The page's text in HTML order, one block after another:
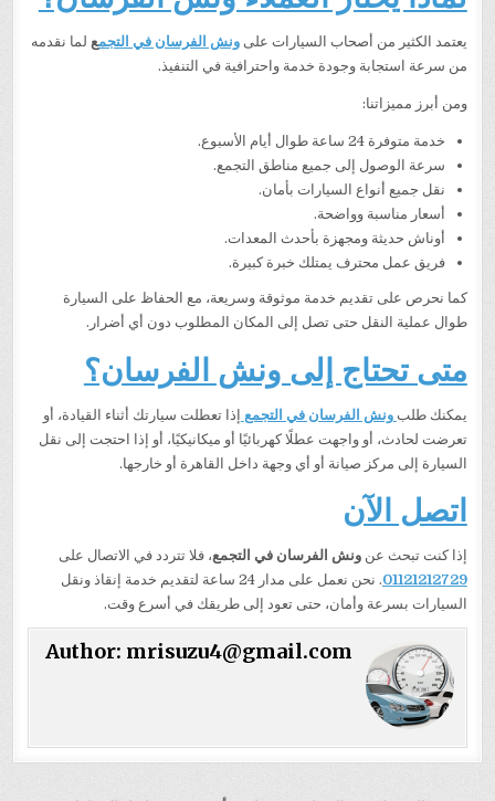
يعتمد الكثير من أصحاب السيارات علىونش الفرسان في التجمع لما نقدمه
من سرعة استجابة وجودة خدمة واحترافية في التنفيذ.
ومن أبرز مميزاتنا:
خدمة متوفرة 24 ساعة طوال أيام الأسبوع.
سرعة الوصول إلى جميع مناطق التجمع.
نقل جميع أنواع السيارات بأمان.
أسعار مناسبة وواضحة.
أوناش حديثة ومجهزة بأحدث المعدات.
فريق عمل محترف يمتلك خبرة كبيرة.
كما نحرص على تقديم خدمة موثوقة وسريعة، مع الحفاظ على السيارة
طوال عملية النقل حتى تصل إلى المكان المطلوب دون أي أضرار.
متى تحتاج إلى ونش الفرسان؟
يمكنك طلب ونش الفرسان في التجمع إذا تعطلت سيارتك أثناء القيادة، أو
تعرضت لحادث، أو واجهت عطلًا كهربائيًا أو ميكانيكيًا، أو إذا احتجت إلى نقل
السيارة إلى مركز صيانة أو أي وجهة داخل القاهرة أو خارجها.
اتصل الآن
إذا كنت تبحث عنونش الفرسان في التجمع، فلا تتردد في الاتصال على
01121212729
. نحن نعمل على مدار 24 ساعة لتقديم خدمة إنقاذ ونقل
السيارات بسرعة وأمان، حتى تعود إلى طريقك في أسرع وقت.
Author: mrisuzu4@gmail.com